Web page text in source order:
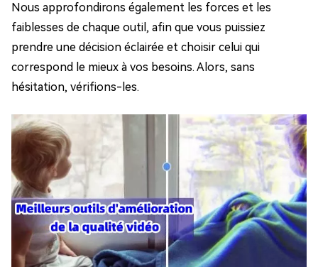
Nous approfondirons également les forces et les
faiblesses de chaque outil, afin que vous puissiez
prendre une décision éclairée et choisir celui qui
correspond le mieux à vos besoins. Alors, sans
hésitation, vérifions-les.